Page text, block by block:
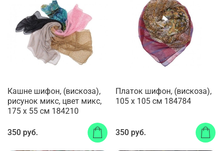
Кашне шифон, (вискоза),
рисунок микс, цвет микс,
175 х 55 см 184210
350 руб.
Платок шифон, (вискоза),
105 х 105 см 184784
350 руб.